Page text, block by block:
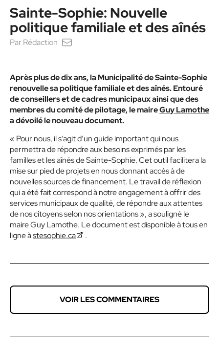
Sainte-Sophie: Nouvelle
politique familiale et des aînés
Par Rédaction
Après plus de dix ans, la Municipalité de Sainte-Sophie
renouvelle sa politique familiale et des aînés. Entouré
de conseillers et de cadres municipaux ainsi que des
membres du comité de pilotage, le maireGuy Lamothe
a dévoilé le nouveau document.
« Pour nous, il s’agit d’un guide important qui nous
permettra de répondre aux besoins exprimés par les
familles et les aînés de Sainte-Sophie. Cet outil facilitera la
mise sur pied de projets en nous donnant accès à de
nouvelles sources de financement. Le travail de réflexion
qui a été fait correspond à notre engagement à offrir des
services municipaux de qualité, de répondre aux attentes
de nos citoyens selon nos orientations », a souligné le
maire Guy Lamothe. Le document est disponible à tous en
ligne àstesophie.ca .
VOIR LES COMMENTAIRES